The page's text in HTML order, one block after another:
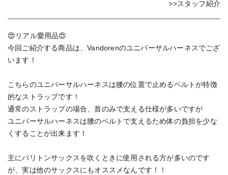
ベース
キーボード 電子ピアノ
>>スタッフ紹介
😍リアル愛用品😍
今回ご紹介する商品は、Vandorenのユニバーサルハーネスでござ
います！
こちらのユニバーサルハーネスは腰の位置で止めるベルトが特徴
的なストラップです！
通常のストラップの場合、首のみで支える仕様が多いですが
ユニバーサルハーネスは腰のベルトで支えるため体の負担を少な
くすることが出来ます！
主にバリトンサックスを吹くときに使用される方が多いのです
が、実は他のサックスにもオススメなんです！！